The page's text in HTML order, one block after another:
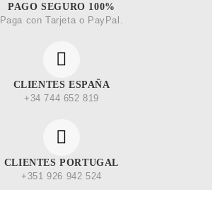
PAGO SEGURO 100%
Paga con Tarjeta o PayPal.
CLIENTES ESPAÑA
+34 744 652 819
CLIENTES PORTUGAL
+351 926 942 524